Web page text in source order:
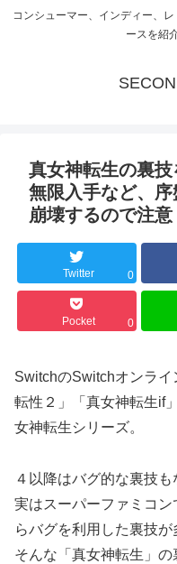
コンシューマー、インディー、
ースを紹
真女神転生の裏
無限入手など、
崩壊するので注意
Twitter 0
Pocket 0
SwitchのSwitchオンラ
転性２」「真女神転生if
女神転生シリーズ。
４以降はバグ的な裏技も
実はスーパーファミコ
らバグを利用した裏技
そんな「真女神転生」